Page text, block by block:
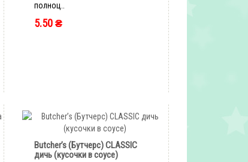
полноц..
5.50 ₴
Butcher’s (Бутчерс) CLASSIC
дичь (кусочки в соусе)